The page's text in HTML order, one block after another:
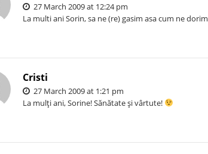
27 March 2009 at 12:24 pm
La multi ani Sorin, sa ne (re) gasim asa cum ne dorim
Cristi
27 March 2009 at 1:21 pm
La mulţi ani, Sorine! Sănătate şi vârtute!